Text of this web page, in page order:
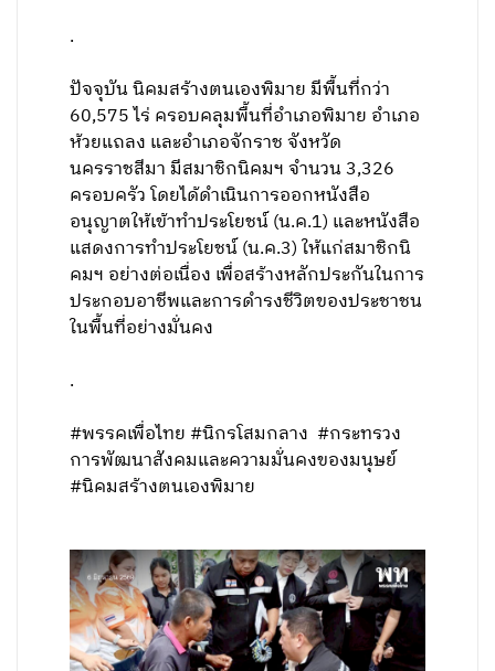
.
ปัจจุบัน นิคมสร้างตนเองพิมาย มีพื้นที่กว่า
60,575 ไร่ ครอบคลุมพื้นที่อำเภอพิมาย อำเภอ
ห้วยแถลง และอำเภอจักราช จังหวัด
นครราชสีมา มีสมาชิกนิคมฯ จำนวน 3,326
ครอบครัว โดยได้ดำเนินการออกหนังสือ
อนุญาตให้เข้าทำประโยชน์ (น.ค.1) และหนังสือ
แสดงการทำประโยชน์ (น.ค.3) ให้แก่สมาชิกนิ
คมฯ อย่างต่อเนื่อง เพื่อสร้างหลักประกันในการ
ประกอบอาชีพและการดำรงชีวิตของประชาชน
ในพื้นที่อย่างมั่นคง
.
#พรรคเพื่อไทย #นิกรโสมกลาง #กระทรวง
การพัฒนาสังคมและความมั่นคงของมนุษย์
#นิคมสร้างตนเองพิมาย